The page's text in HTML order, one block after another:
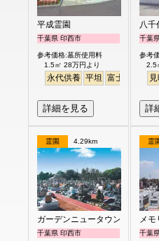
平成霊園
千葉県 印西市
参考価格:墓所使用料
1.5㎡ 28万円より
永代供養 平坦 富士山 見晴
詳細を見る
八千
千葉
参考
2.5
詳
霊園 4.29km
ガーデンニュータウン霊園
千葉県 印西市
霊
メモ
千葉